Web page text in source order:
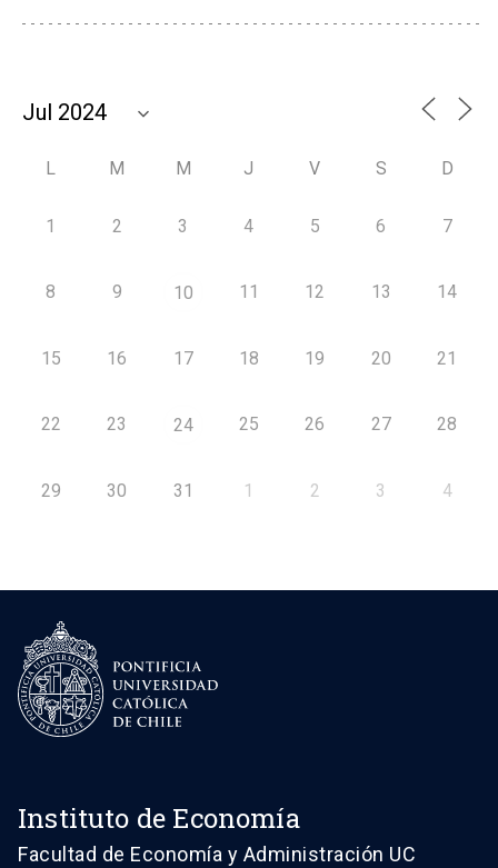
L M M J V S D
1 2 3 4 5 6 7
8 9 10 11 12 13 14
15 16 17 18 19 20 21
22 23 24 25 26 27 28
29 30 31 1 2 3 4
Instituto de Economía
Facultad de Economía y Administración UC